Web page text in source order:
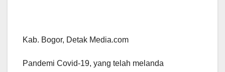
Kab. Bogor, Detak Media.com
Pandemi Covid-19, yang telah melanda